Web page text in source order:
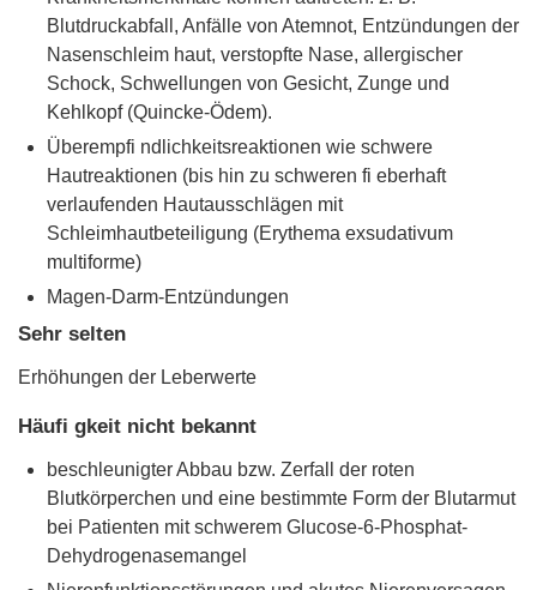
Blutdruckabfall, Anfälle von Atemnot, Entzündungen der
Nasenschleim haut, verstopfte Nase, allergischer
Schock, Schwellungen von Gesicht, Zunge und
Kehlkopf (Quincke-Ödem).
Überempfi ndlichkeitsreaktionen wie schwere
Hautreaktionen (bis hin zu schweren fi eberhaft
verlaufenden Hautausschlägen mit
Schleimhautbeteiligung (Erythema exsudativum
multiforme)
Magen-Darm-Entzündungen
Sehr selten
Erhöhungen der Leberwerte
Häufi gkeit nicht bekannt
beschleunigter Abbau bzw. Zerfall der roten
Blutkörperchen und eine bestimmte Form der Blutarmut
bei Patienten mit schwerem Glucose-6-Phosphat-
Dehydrogenasemangel